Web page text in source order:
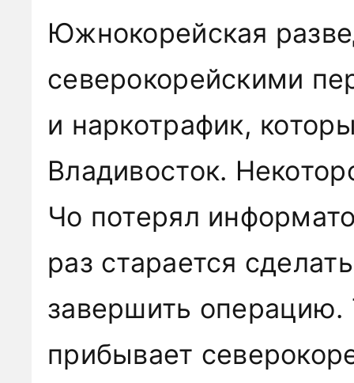
Южнокорейская
северокорейскими
и наркотрафик,
Владивосток.
Чо потерял
раз старается
завершить
прибывает